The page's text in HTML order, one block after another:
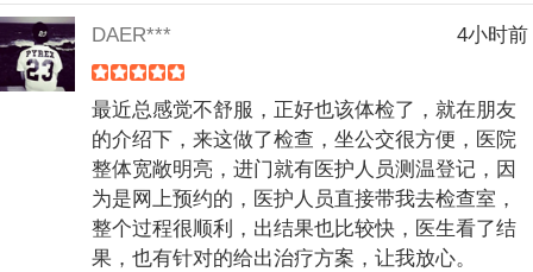
DAER*** 4小时前
最近总感觉不舒服，正好也该体检了，就在朋友
的介绍下，来这做了检查，坐公交很方便，医院
整体宽敞明亮，进门就有医护人员测温登记，因
为是网上预约的，医护人员直接带我去检查室，
整个过程很顺利，出结果也比较快，医生看了结
果，也有针对的给出治疗方案，让我放心。